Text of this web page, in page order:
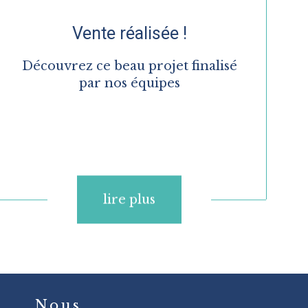
Vente réalisée !
Découvrez ce beau projet finalisé
par nos équipes
lire plus